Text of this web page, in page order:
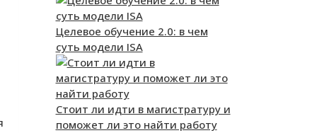
Целевое обучение 2.0: в чем
суть модели ISA
Стоит ли идти в магистратуру и
поможет ли это найти работу